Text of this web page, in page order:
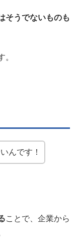
そうでないものも
。
んです！
ことで、企業から